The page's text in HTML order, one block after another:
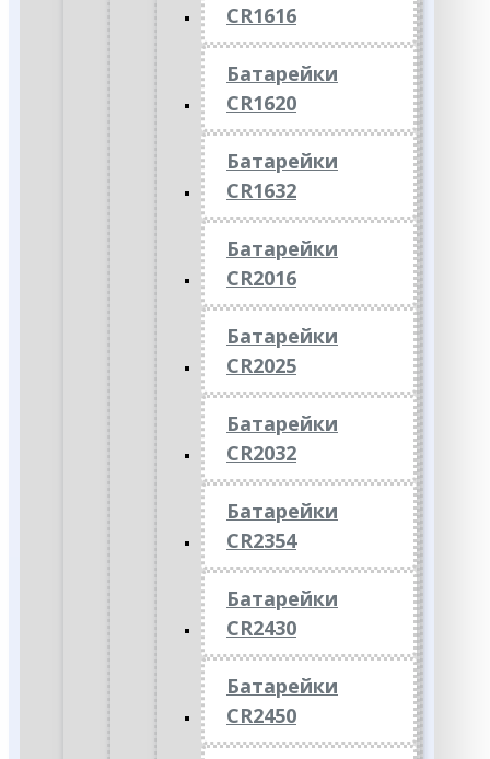
CR1616
Батарейки
CR1620
Батарейки
CR1632
Батарейки
CR2016
Батарейки
CR2025
Батарейки
CR2032
Батарейки
CR2354
Батарейки
CR2430
Батарейки
CR2450